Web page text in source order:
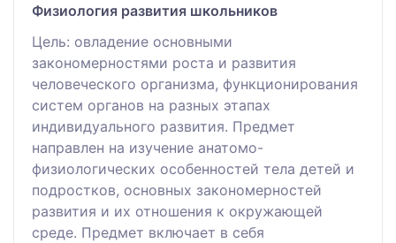
Физиология развития школьников
Цель: овладение основными
закономерностями роста и развития
человеческого организма, функционирования
систем органов на разных этапах
индивидуального развития. Предмет
направлен на изучение анатомо-
физиологических особенностей тела детей и
подростков, основных закономерностей
развития и их отношения к окружающей
среде. Предмет включает в себя